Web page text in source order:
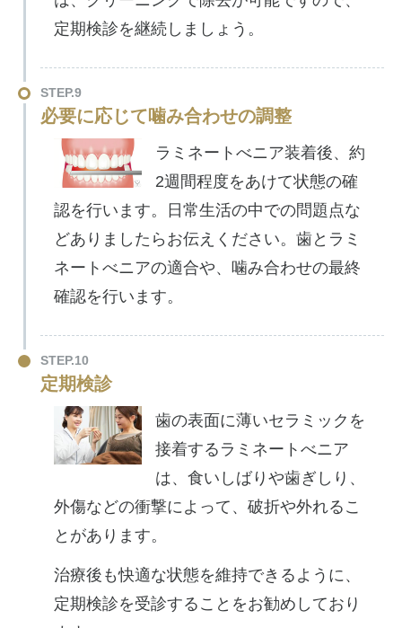
定期検診を継続しましょう。
STEP.9
必要に応じて噛み合わせの調整
ラミネートべニア装着後、約
2週間程度をあけて状態の確
認を行います。日常生活の中での問題点な
どありましたらお伝えください。歯とラミ
ネートべニアの適合や、噛み合わせの最終
確認を行います。
STEP.10
定期検診
歯の表面に薄いセラミックを
接着するラミネートべニア
は、食いしばりや歯ぎしり、
外傷などの衝撃によって、破折や外れるこ
とがあります。
治療後も快適な状態を維持できるように、
定期検診を受診することをお勧めしており